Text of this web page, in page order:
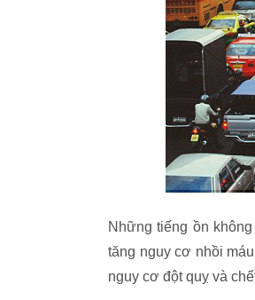
Những tiếng ồn
tăng nguy cơ nhồi
nguy cơ đột quỵ và